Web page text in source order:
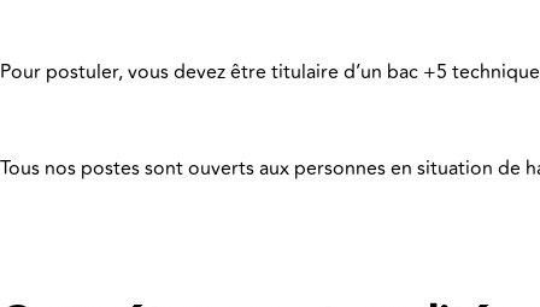
Pour postuler, vous devez être titulaire d’un bac +5
Tous nos postes sont ouverts aux personnes en situation de